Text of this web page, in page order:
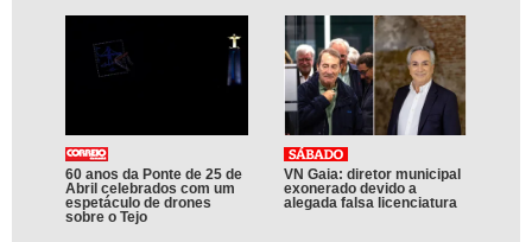
60 anos da Ponte de 25 de
Abril celebrados com um
espetáculo de drones
sobre o Tejo
VN Gaia: diretor municipal
exonerado devido a
alegada falsa licenciatura